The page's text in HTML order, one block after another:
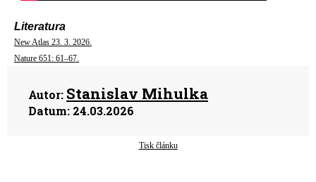
Literatura
New Atlas 23. 3. 2026.
Nature 651: 61–67.
Autor: Stanislav Mihulka
Datum: 24.03.2026
Tisk článku